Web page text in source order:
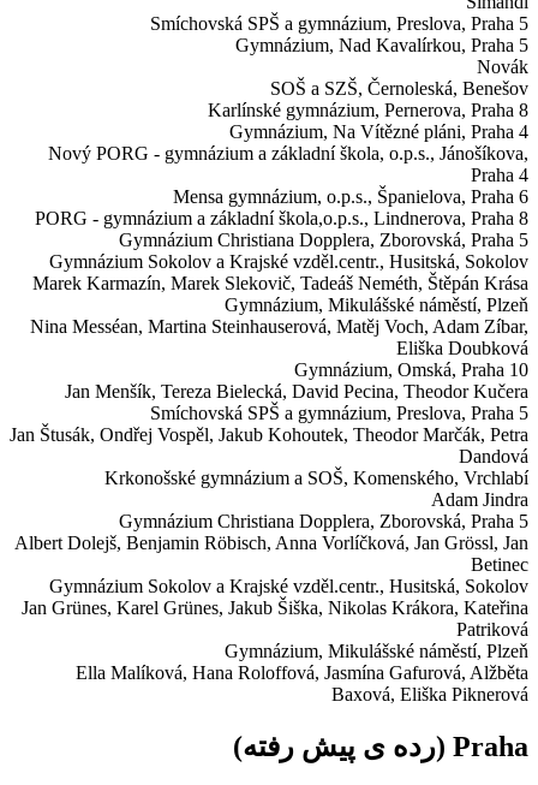
Smíchovská SPŠ a gymnázium, Preslova, Praha 5
Gymnázium, Nad Kavalírkou, Praha 5
Novák
SOŠ a SZŠ, Černoleská, Benešov
Karlínské gymnázium, Pernerova, Praha 8
Gymnázium, Na Vítězné pláni, Praha 4
Nový PORG - gymnázium a základní škola, o.p.s., Jánošíkova,
Praha 4
Mensa gymnázium, o.p.s., Španielova, Praha 6
PORG - gymnázium a základní škola,o.p.s., Lindnerova, Praha 8
Gymnázium Christiana Dopplera, Zborovská, Praha 5
Gymnázium Sokolov a Krajské vzděl.centr., Husitská, Sokolov
Marek Karmazín, Marek Slekovič, Tadeáš Neméth, Štěpán Krása
Gymnázium, Mikulášské náměstí, Plzeň
Nina Messéan, Martina Steinhauserová, Matěj Voch, Adam Zíbar,
Eliška Doubková
Gymnázium, Omská, Praha 10
Jan Menšík, Tereza Bielecká, David Pecina, Theodor Kučera
Smíchovská SPŠ a gymnázium, Preslova, Praha 5
Jan Štusák, Ondřej Vospěl, Jakub Kohoutek, Theodor Marčák, Petra
Dandová
Krkonošské gymnázium a SOŠ, Komenského, Vrchlabí
Adam Jindra
Gymnázium Christiana Dopplera, Zborovská, Praha 5
Albert Dolejš, Benjamin Röbisch, Anna Vorlíčková, Jan Grössl, Jan
Betinec
Gymnázium Sokolov a Krajské vzděl.centr., Husitská, Sokolov
Jan Grünes, Karel Grünes, Jakub Šiška, Nikolas Krákora, Kateřina
Patriková
Gymnázium, Mikulášské náměstí, Plzeň
Ella Malíková, Hana Roloffová, Jasmína Gafurová, Alžběta
Baxová, Eliška Piknerová
Praha (رده ی پیش رفته)